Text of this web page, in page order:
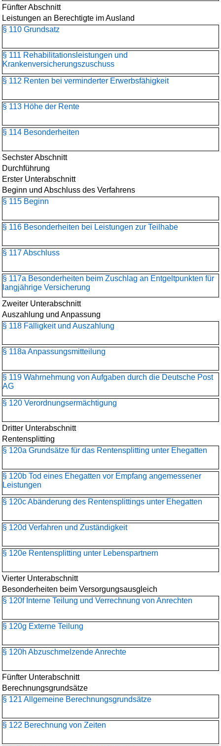
Fünfter Abschnitt
Leistungen an Berechtigte im Ausland
§ 110 Grundsatz
§ 111 Rehabilitationsleistungen und
Krankenversicherungszuschuss
§ 112 Renten bei verminderter Erwerbsfähigkeit
§ 113 Höhe der Rente
§ 114 Besonderheiten
Sechster Abschnitt
Durchführung
Erster Unterabschnitt
Beginn und Abschluss des Verfahrens
§ 115 Beginn
§ 116 Besonderheiten bei Leistungen zur Teilhabe
§ 117 Abschluss
§ 117a Besonderheiten beim Zuschlag an Entgeltpunkten für
langjährige Versicherung
Zweiter Unterabschnitt
Auszahlung und Anpassung
§ 118 Fälligkeit und Auszahlung
§ 118a Anpassungsmitteilung
§ 119 Wahrnehmung von Aufgaben durch die Deutsche Post
AG
§ 120 Verordnungsermächtigung
Dritter Unterabschnitt
Rentensplitting
§ 120a Grundsätze für das Rentensplitting unter Ehegatten
§ 120b Tod eines Ehegatten vor Empfang angemessener
Leistungen
§ 120c Abänderung des Rentensplittings unter Ehegatten
§ 120d Verfahren und Zuständigkeit
§ 120e Rentensplitting unter Lebenspartnern
Vierter Unterabschnitt
Besonderheiten beim Versorgungsausgleich
§ 120f Interne Teilung und Verrechnung von Anrechten
§ 120g Externe Teilung
§ 120h Abzuschmelzende Anrechte
Fünfter Unterabschnitt
Berechnungsgrundsätze
§ 121 Allgemeine Berechnungsgrundsätze
§ 122 Berechnung von Zeiten